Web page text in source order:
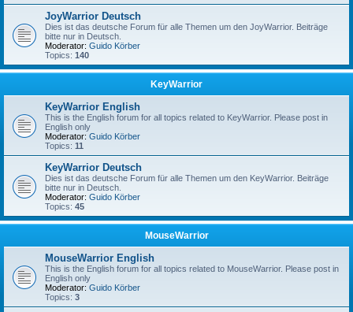
JoyWarrior Deutsch
Dies ist das deutsche Forum für alle Themen um den JoyWarrior. Beiträge
bitte nur in Deutsch.
Moderator: Guido Körber
Topics: 140
KeyWarrior
KeyWarrior English
This is the English forum for all topics related to KeyWarrior. Please post in
English only
Moderator: Guido Körber
Topics: 11
KeyWarrior Deutsch
Dies ist das deutsche Forum für alle Themen um den KeyWarrior. Beiträge
bitte nur in Deutsch.
Moderator: Guido Körber
Topics: 45
MouseWarrior
MouseWarrior English
This is the English forum for all topics related to MouseWarrior. Please post in
English only
Moderator: Guido Körber
Topics: 3